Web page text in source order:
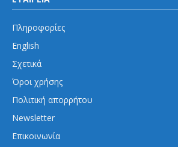
Πληροφορίες
English
Σχετικά
Όροι χρήσης
Πολιτική απορρήτου
Newsletter
Επικοινωνία